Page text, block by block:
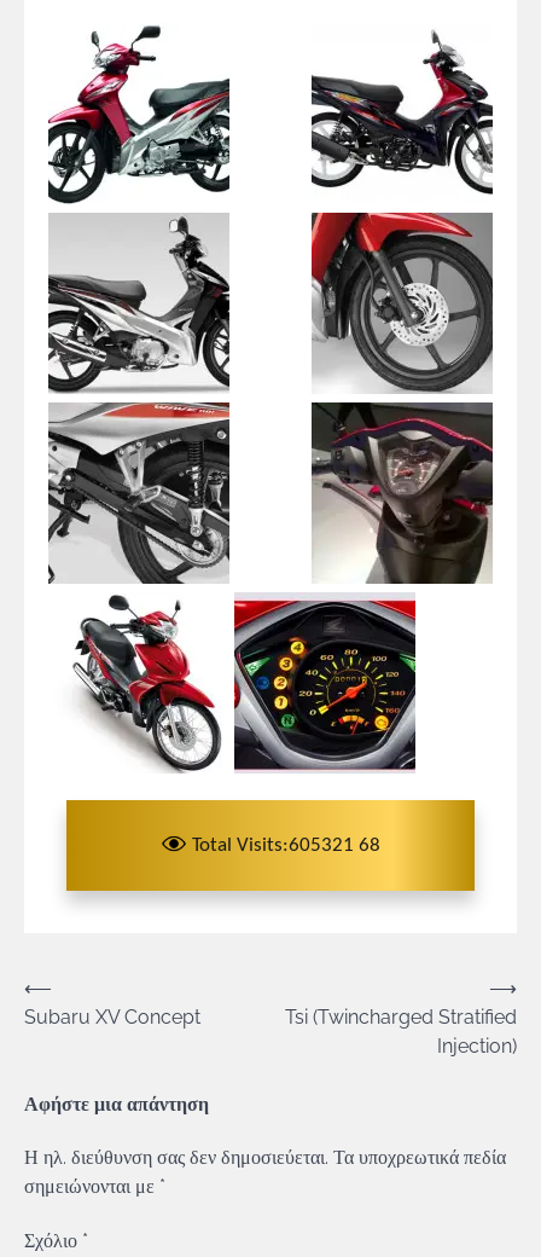
Total Visits:605321 68
Πλοήγηση
άρθρων
⟵
Subaru XV Concept
Tsi (Twincharged Stratified
Injection)
⟶
Αφήστε μια απάντηση
Η ηλ. διεύθυνση σας δεν δημοσιεύεται. Τα υποχρεωτικά πεδία
σημειώνονται με *
Σχόλιο *